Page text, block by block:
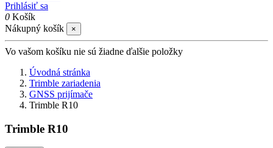
Prihlásiť sa
0 Košík
Nákupný košík
×
Vo vašom košíku nie sú žiadne ďalšie položky
Úvodná stránka
Trimble zariadenia
GNSS prijímače
Trimble R10
Trimble R10